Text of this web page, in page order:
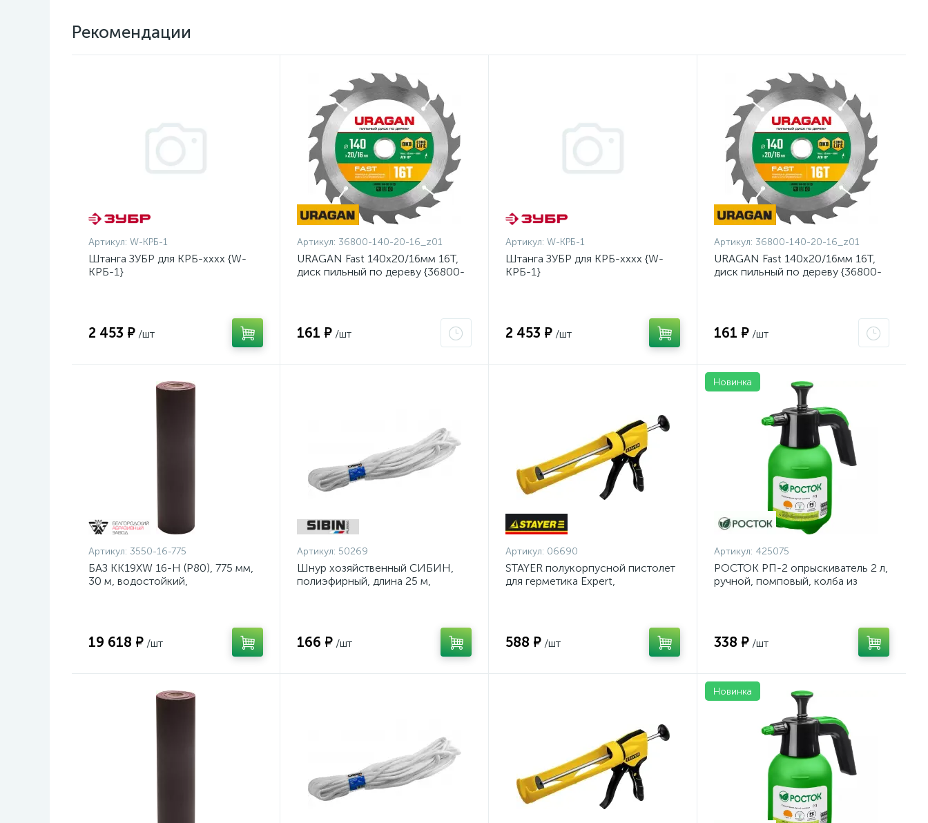
Рекомендации
Артикул: W-КРБ-1
Штанга ЗУБР для КРБ-хххх {W-
КРБ-1}
2 453 ₽ /шт
Артикул: 36800-140-20-16_z01
URAGAN Fast 140x20/16мм 16Т,
диск пильный по дереву {36800-
161 ₽ /шт
Артикул: W-КРБ-1
Штанга ЗУБР для КРБ-хххх {W-
КРБ-1}
2 453 ₽ /шт
Артикул: 36800-140-20-16_z01
URAGAN Fast 140x20/16мм 16Т,
диск пильный по дереву {36800-
161 ₽ /шт
Артикул: 3550-16-775
БАЗ KK19XW 16-H (Р80), 775 мм,
30 м, водостойкий,
19 618 ₽ /шт
Артикул: 50269
Шнур хозяйственный СИБИН,
полиэфирный, длина 25 м,
166 ₽ /шт
Артикул: 06690
STAYER полукорпусной пистолет
для герметика Expert,
588 ₽ /шт
Новинка
Артикул: 425075
РОСТОК РП-2 опрыскиватель 2 л,
ручной, помповый, колба из
338 ₽ /шт
Новинка